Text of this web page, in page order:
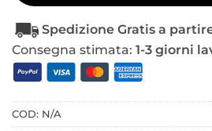
Spedizione Gratis a
Consegna stimata: 1-3 giorni
COD: N/A